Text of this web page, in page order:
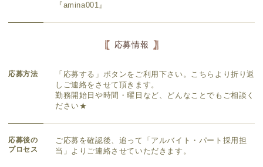
『amina001』
応募情報
応募方法
「応募する」ボタンをご利用下さい。こちらより折り返
しご連絡をさせて頂きます。
勤務開始日や時間・曜日など、どんなことでもご相談く
ださい★
応募後の
プロセス
ご応募を確認後、追って「アルバイト・パート採用担
当」よりご連絡させていただきます。